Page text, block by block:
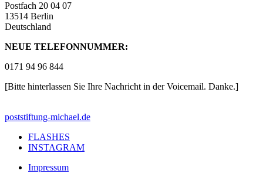
Postfach 20 04 07
13514 Berlin
Deutschland
NEUE TELEFONNUMMER:
0171 94 96 844
[Bitte hinterlassen Sie Ihre Nachricht in der Voicemail. Danke.]
poststiftung-michael.de
FLASHES
INSTAGRAM
Impressum